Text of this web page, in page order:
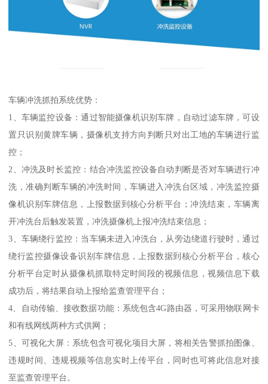
车辆冲洗抓拍系统优势：
1、车辆监控设备：通过智能摄像机识别车牌，自动过滤车牌，可设
置只识别黄牌车辆，摄像机支持方向判断只对出工地的车辆进行监
控；
2、冲洗及时长监控：结合冲洗监控设备自动判断是否对车辆进行冲
洗，准确判断车辆的冲洗时间，车辆进入冲洗台区域，冲洗监控摄
像机识别车牌信息，上报数据到核心分析平台；冲洗结束，车辆离
开冲洗台后触发装置，冲洗摄像机上报冲洗结束信息；
3、车辆绕行监控：当车辆未进入冲洗台，从旁边绕道行驶时，通过
绕行监控摄像设备识别车牌信息，上报数据到核心分析平台，核心
分析平台定时从摄像机抓取特定时间段的视频信息，视频信息下载
成功后，将结果自动上报给监查管理平台；
4、自动传输、接收数据功能：系统包含4G路由器，可采用物联网卡
和有线网线两种方式供网；
5、可视化大屏：系统包含可视化项目大屏，将相关告警抓拍图像、
违规时间、违规视频等信息实时上传平台，同时也可将此信息对接
至监查管理平台。